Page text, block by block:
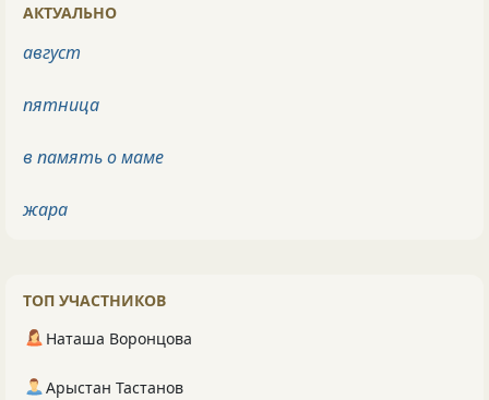
АКТУАЛЬНО
август
пятница
в память о маме
жара
ТОП УЧАСТНИКОВ
Наташа Воронцова
Арыстан Тастанов